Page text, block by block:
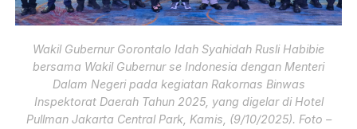
Wakil Gubernur Gorontalo Idah Syahidah Rusli Habibie
bersama Wakil Gubernur se Indonesia dengan Menteri
Dalam Negeri pada kegiatan Rakornas Binwas
Inspektorat Daerah Tahun 2025, yang digelar di Hotel
Pullman Jakarta Central Park, Kamis, (9/10/2025). Foto –